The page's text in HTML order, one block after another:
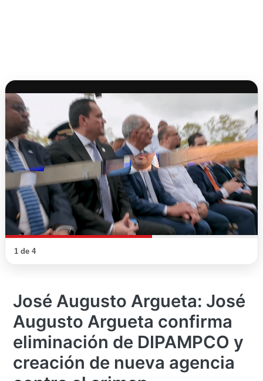
1 de 4
José Augusto Argueta: José
Augusto Argueta confirma
eliminación de DIPAMPCO y
creación de nueva agencia